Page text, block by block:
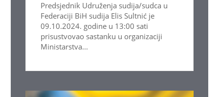
Predsjednik Udruženja sudija/sudca u
Federaciji BiH sudija Elis Sultnić je
09.10.2024. godine u 13:00 sati
prisustvovao sastanku u organizaciji
Ministarstva...